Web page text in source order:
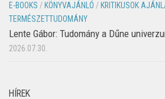
E-BOOKS / KÖNYVAJÁNLÓ / KRITIKUSOK
TERMÉSZETTUDOMÁNY
Lente Gábor: Tudomány a Dűne
2026.07.30.
HÍREK